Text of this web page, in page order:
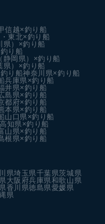
信越×釣り船
東北×釣り船
県）×釣り船
り船
静岡県）×釣り船
県）×釣り船
り船神奈川県×釣り船
兵庫県×釣り船
井県×釣り船
島県×釣り船
都府×釣り船
本県×釣り船
山口県×釣り船
高知県×釣り船
山県×釣り船
根県×釣り船
県埼玉県千葉県茨城県
大阪府兵庫県和歌山県
香川県徳島県愛媛県
県